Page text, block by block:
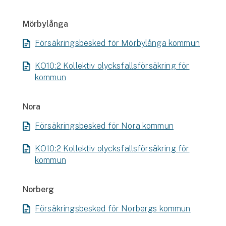
Mörbylånga
Försäkringsbesked för Mörbylånga kommun
KO10:2 Kollektiv olycksfallsförsäkring för
kommun
Nora
Försäkringsbesked för Nora kommun
KO10:2 Kollektiv olycksfallsförsäkring för
kommun
Norberg
Försäkringsbesked för Norbergs kommun